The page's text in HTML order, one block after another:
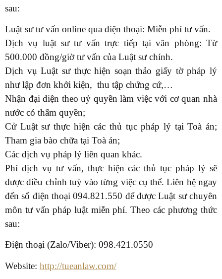
sau:
Luật sư tư vấn online qua điện thoại: Miễn phí tư vấn.
Dịch vụ luật sư tư vấn trực tiếp tại văn phòng: Từ
500.000 đồng/giờ tư vấn của Luật sư chính.
Dịch vụ Luật sư thực hiện soạn thảo giấy tờ pháp lý
như lập đơn khởi kiện, thu tập chứng cứ,…
Nhận đại diện theo uỷ quyền làm việc với cơ quan nhà
nước có thẩm quyền;
Cử Luật sư thực hiện các thủ tục pháp lý tại Toà án;
Tham gia bào chữa tại Toà án;
Các dịch vụ pháp lý liên quan khác.
Phí dịch vụ tư vấn, thực hiện các thủ tục pháp lý sẽ
được điều chỉnh tuỳ vào từng việc cụ thể. Liên hệ ngay
đến số điện thoại 094.821.550 để được Luật sư chuyên
môn tư vấn pháp luật miễn phí. Theo các phương thức
sau:
Điện thoại (Zalo/Viber): 098.421.0550
Website: http://tueanlaw.com/